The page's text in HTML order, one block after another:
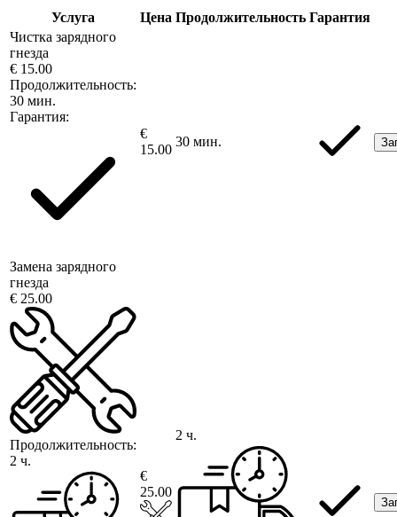
Услуга Цена Продолжительность Гарантия
Чистка зарядного
гнезда
€ 15.00
Продолжительность:
30 мин.
Гарантия:
€
15.00
30 мин.
Замена зарядного
гнезда
€ 25.00
Продолжительность:
2 ч.
€
25.00
2 ч.